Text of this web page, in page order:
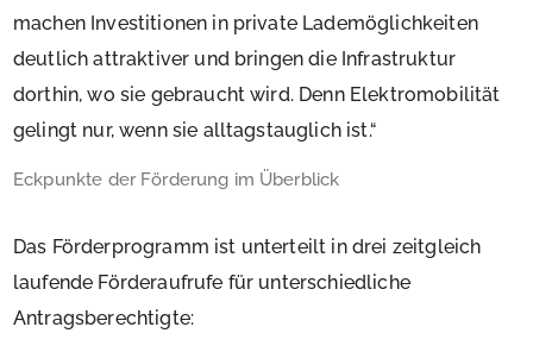
machen Investitionen in private Lademöglichkeiten
deutlich attraktiver und bringen die Infrastruktur
dorthin, wo sie gebraucht wird. Denn Elektromobilität
gelingt nur, wenn sie alltagstauglich ist.“
Eckpunkte der Förderung im Überblick
Das Förderprogramm ist unterteilt in drei zeitgleich
laufende Förderaufrufe für unterschiedliche
Antragsberechtigte: